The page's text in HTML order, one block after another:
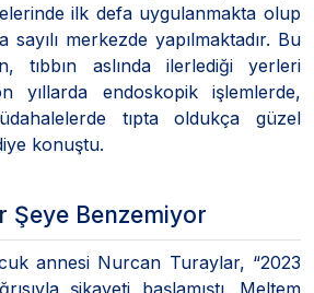
ilk defa uygulanmakta olup
merkezde yapılmaktadır. Bu
tıbbın aslında ilerlediği yerleri
yıllarda endoskopik işlemlerde,
tıpta oldukça güzel
konuştu.
Şeye Benzemiyor
annesi Nurcan Turaylar, “2023
şikayeti başlamıştı. Meltem